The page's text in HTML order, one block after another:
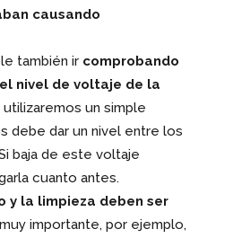
causando
también ir comprobando
nivel de voltaje de la
utilizaremos un simple
debe dar un nivel entre los
Si baja de este voltaje
cuanto antes.
y la limpieza deben ser
importante, por ejemplo,